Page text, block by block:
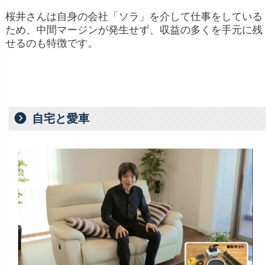
桜井さんは自身の会社「ソラ」を介して仕事をしている
ため、中間マージンが発生せず、収益の多くを手元に残
せるのも特徴です。
自宅と愛車